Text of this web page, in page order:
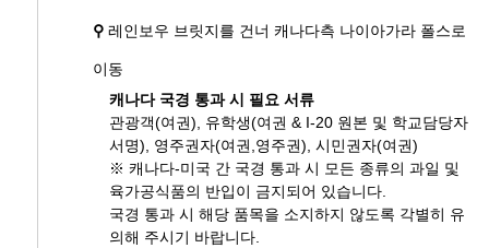
⚲ 레인보우 브릿지를 건너 캐나다측 나이아가라 폴스로
이동
캐나다 국경 통과 시 필요 서류
관광객(여권), 유학생(여권 & I-20 원본 및 학교담당자
서명), 영주권자(여권,영주권), 시민권자(여권)
※ 캐나다-미국 간 국경 통과 시 모든 종류의 과일 및
육가공식품의 반입이 금지되어 있습니다.
국경 통과 시 해당 품목을 소지하지 않도록 각별히 유
의해 주시기 바랍니다.